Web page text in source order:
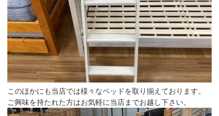
このほかにも当店では様々なベッドを取り揃えております。
ご興味を持たれた方はお気軽に当店までお越し下さい。